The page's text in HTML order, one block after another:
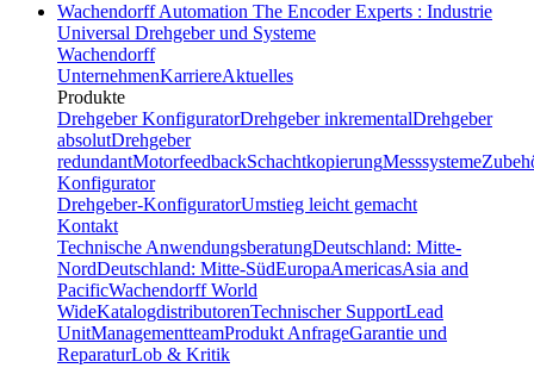
Wachendorff Automation The Encoder Experts : Industrie
Universal Drehgeber und Systeme
Wachendorff
UnternehmenKarriereAktuelles
Produkte
Drehgeber KonfiguratorDrehgeber inkrementalDrehgeber
absolutDrehgeber
redundantMotorfeedbackSchachtkopierungMesssysteme
Konfigurator
Drehgeber-KonfiguratorUmstieg leicht gemacht
Kontakt
Technische AnwendungsberatungDeutschland: Mitte-
NordDeutschland: Mitte-SüdEuropaAmericasAsia and
PacificWachendorff World
WideKatalogdistributorenTechnischer SupportLead
UnitManagementteamProdukt AnfrageGarantie und
ReparaturLob & Kritik